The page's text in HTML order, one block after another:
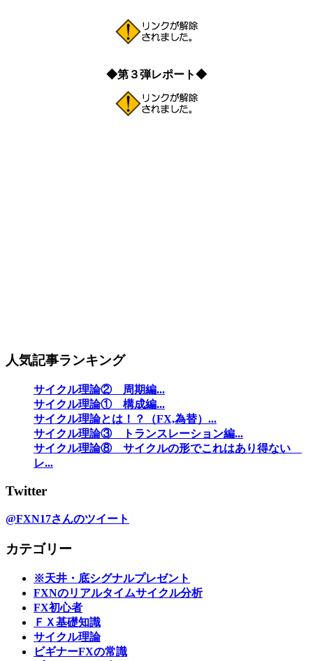
◆第３弾レポート◆
人気記事ランキング
サイクル理論② 周期編...
サイクル理論① 構成編...
サイクル理論とは！？（FX,為替）...
サイクル理論③ トランスレーション編...
サイクル理論⑧ サイクルの形でこれはあり得ない
レ...
Twitter
@FXN17さんのツイート
カテゴリー
※天井・底シグナルプレゼント
FXNのリアルタイムサイクル分析
FX初心者
ＦＸ基礎知識
サイクル理論
ビギナーFXの常識